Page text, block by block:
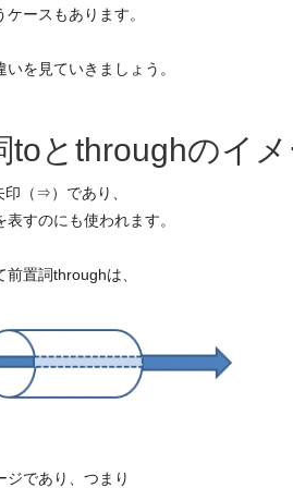
ースもあります。
いを見ていきましょう。
toとthroughのイ
（⇒）であり、
表すのにも使われます。
前置詞throughは、
ジであり、つまり